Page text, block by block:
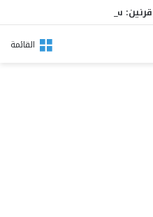
القائمة